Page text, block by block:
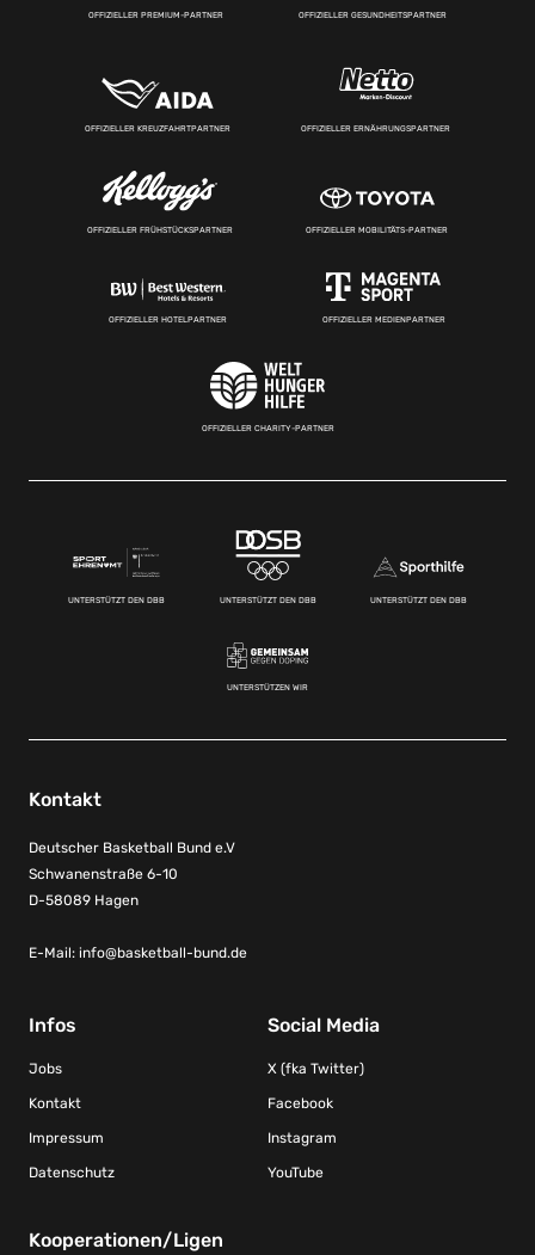
OFFIZIELLER PREMIUM-PARTNER OFFIZIELLER GESUNDHEITSPARTNER
OFFIZIELLER KREUZFAHRTPARTNER OFFIZIELLER ERNÄHRUNGSPARTNER
OFFIZIELLER FRÜHSTÜCKSPARTNER OFFIZIELLER MOBILITÄTS-PARTNER
OFFIZIELLER HOTELPARTNER OFFIZIELLER MEDIENPARTNER
OFFIZIELLER CHARITY-PARTNER
UNTERSTÜTZT DEN DBB UNTERSTÜTZT DEN DBB UNTERSTÜTZT DEN DBB
UNTERSTÜTZEN WIR
Kontakt
Deutscher Basketball Bund e.V
Schwanenstraße 6-10
D-58089 Hagen
E-Mail: info@basketball-bund.de
Infos
Jobs
Kontakt
Impressum
Datenschutz
Social Media
X (fka Twitter)
Facebook
Instagram
YouTube
Kooperationen/Ligen